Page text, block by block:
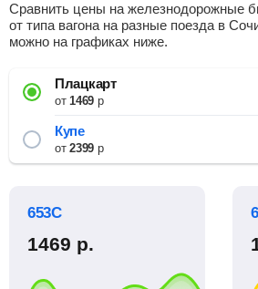
Сравнить цены на железнодорожные
от типа вагона на разные поезда в
можно на графиках ниже.
Плацкарт
от1469р
Купе
от2399р
653С
1469 р.